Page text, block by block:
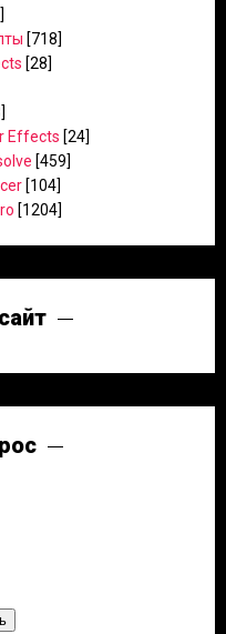
[718]
[28]
Effects [24]
[459]
[104]
[1204]